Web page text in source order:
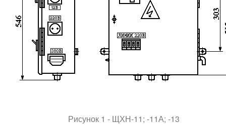
Рисунок 1 - ЩХН-11; -11А; -13